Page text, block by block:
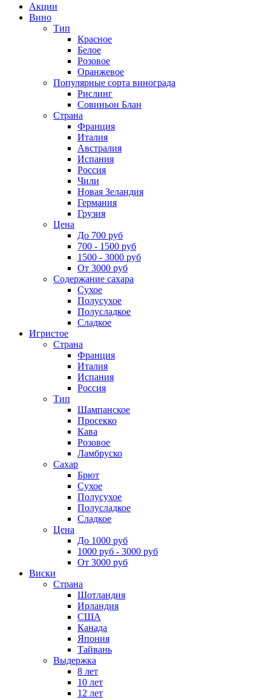
Акции
Вино
Тип
Красное
Белое
Розовое
Оранжевое
Популярные сорта винограда
Рислинг
Совиньон Блан
Страна
Франция
Италия
Австралия
Испания
Россия
Чили
Новая Зеландия
Германия
Грузия
Цена
До 700 руб
700 - 1500 руб
1500 - 3000 руб
От 3000 руб
Содержание сахара
Сухое
Полусухое
Полусладкое
Сладкое
Игристое
Страна
Франция
Италия
Испания
Россия
Тип
Шампанское
Просекко
Кава
Розовое
Ламбруско
Сахар
Брют
Сухое
Полусухое
Полусладкое
Сладкое
Цена
До 1000 руб
1000 руб - 3000 руб
От 3000 руб
Виски
Страна
Шотландия
Ирландия
США
Канада
Япония
Тайвань
Выдержка
8 лет
10 лет
12 лет